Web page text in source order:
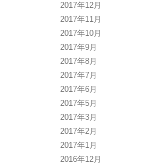
2017年12月
2017年11月
2017年10月
2017年9月
2017年8月
2017年7月
2017年6月
2017年5月
2017年3月
2017年2月
2017年1月
2016年12月